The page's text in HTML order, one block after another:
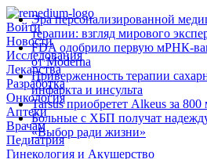
Войти
Новости
Исследования
Лекарства
Разработка
Онкология
Аптеки
Врачам
Педиатрия
Гинекология и Акушерство
Эра персонализированной
терапии: взгляд мирового
FDA одобрило первую
от Moderna
Приверженность терапии
инфаркта и инсульта
Tarsus приобретет Alkeus за
Больные с ХБП получат
«Выбор ради жизни»